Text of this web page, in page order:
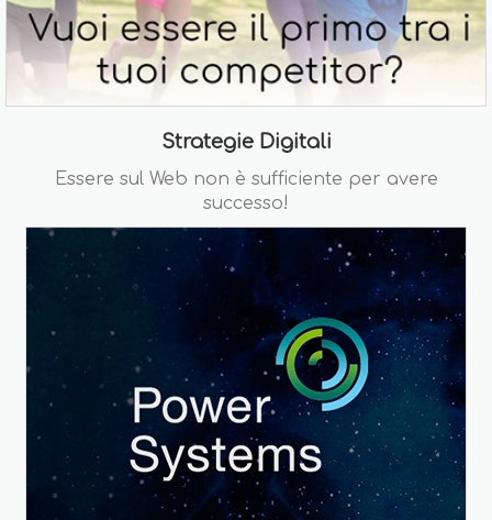
Strategie Digitali
Essere sul Web non è sufficiente per avere
successo!